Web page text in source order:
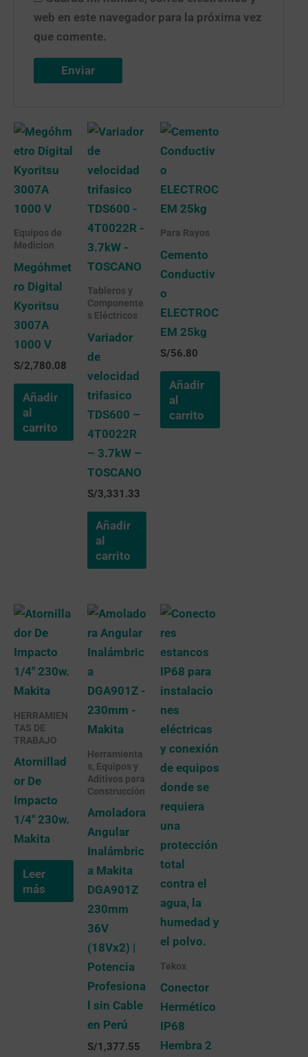
web en este navegador para la próxima vez
que comente.
Equipos de
Medicion
Megóhmet
ro Digital
Kyoritsu
3007A
1000 V
S/2,780.08
Añadir
al
carrito
Tableros y
Componente
s Eléctricos
Variador
de
velocidad
trifasico
TDS600 –
4T0022R
– 3.7kW –
TOSCANO
S/3,331.33
Añadir
al
carrito
Para Rayos
Cemento
Conductiv
o
ELECTROC
EM 25kg
S/56.80
Añadir
al
carrito
HERRAMIEN
TAS DE
TRABAJO
Atornillad
or De
Impacto
1/4″ 230w.
Makita
Leer
más
Herramienta
s, Equipos y
Aditivos para
Construcción
Amoladora
Angular
Inalámbric
a Makita
DGA901Z
230mm
36V
(18Vx2) |
Potencia
Profesiona
l sin Cable
en Perú
S/1,377.55
Tekox
Conector
Hermético
IP68
Hembra 2